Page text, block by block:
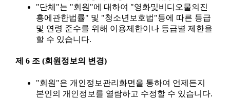
"단체"는 "회원"에 대하여 "영화및비디오물의진
흥에관한법률" 및 "청소년보호법"등에 따른 등급
및 연령 준수를 위해 이용제한이나 등급별 제한을
할 수 있습니다.
제 6 조 (회원정보의 변경)
"회원"은 개인정보관리화면을 통하여 언제든지
본인의 개인정보를 열람하고 수정할 수 있습니다.